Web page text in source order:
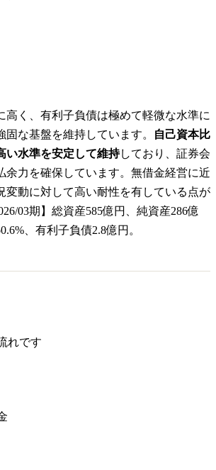
高く、有利子負債は極めて軽微な水準に
な基盤を維持しています。
自己資本比
い水準を安定して維持しており、証券会
余力を確保しています。無借金経営に近
変動に対して高い耐性を有している点が
03期】総資産585億円、純資産286億
、有利子負債2.8億円。
れです